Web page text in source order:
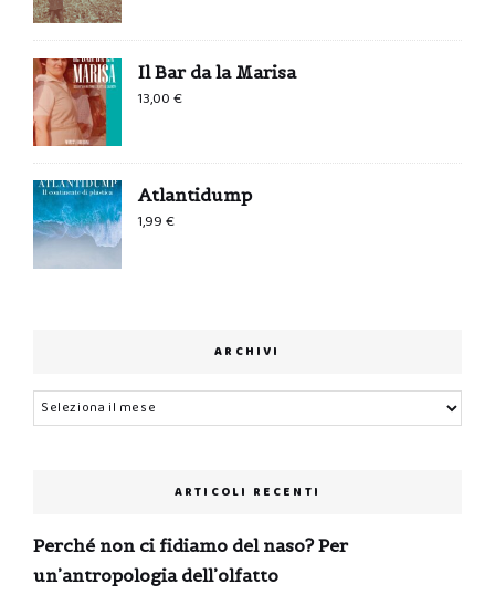
Il Bar da la Marisa
13,00€
Atlantidump
1,99€
ARCHIVI
Archivi
ARTICOLI RECENTI
Perché non ci fidiamo del naso? Per
un’antropologia dell’olfatto